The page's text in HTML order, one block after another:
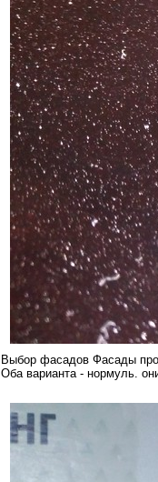
Выбор фасадов Фасады
Оба варианта - нормуль.